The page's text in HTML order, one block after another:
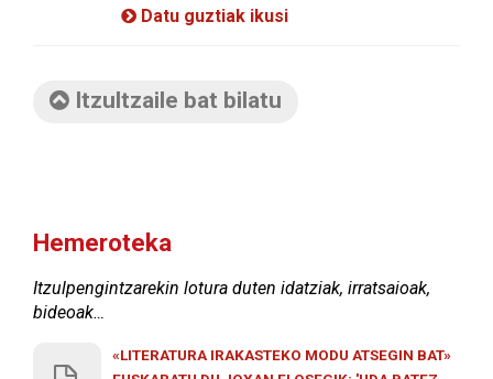
Datu guztiak ikusi
Itzultzaile bat bilatu
Hemeroteka
Itzulpengintzarekin lotura duten idatziak, irratsaioak,
bideoak…
«LITERATURA IRAKASTEKO MODU ATSEGIN BAT»